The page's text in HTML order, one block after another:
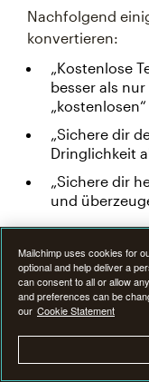
Nachfolgend
konvertieren:
„Kostenlose
besser als
„Sichere dir
Dringlichkeit
„Sichere dir
und
Denke daran,
genau wissen,
spezifisch,
halte es
bei einem
Mailchimp uses cookies for
optional and help deliver a
can consent to all or allow
and preferences can be
our Cookie Statement